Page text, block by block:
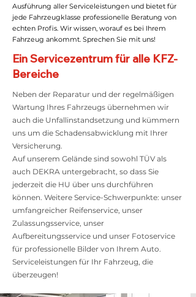
Ausführung aller Serviceleistungen und bietet für
jede Fahrzeugklasse professionelle Beratung von
echten Profis. Wir wissen, worauf es bei Ihrem
Fahrzeug ankommt. Sprechen Sie mit uns!
Ein Servicezentrum für alle KFZ-
Bereiche
Neben der Reparatur und der regelmäßigen
Wartung Ihres Fahrzeugs übernehmen wir
auch die Unfallinstandsetzung und kümmern
uns um die Schadensabwicklung mit Ihrer
Versicherung.
Auf unserem Gelände sind sowohl TÜV als
auch DEKRA untergebracht, so dass Sie
jederzeit die HU über uns durchführen
können. Weitere Service-Schwerpunkte: unser
umfangreicher Reifenservice, unser
Zulassungsservice, unser
Aufbereitungsservice und unser Fotoservice
für professionelle Bilder von Ihrem Auto.
Serviceleistungen für Ihr Fahrzeug, die
überzeugen!